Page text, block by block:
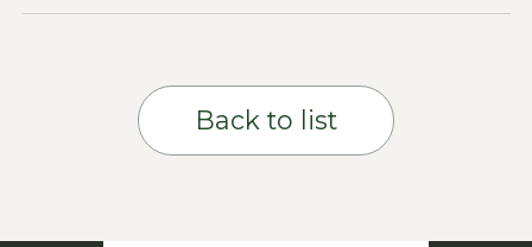
Back to list